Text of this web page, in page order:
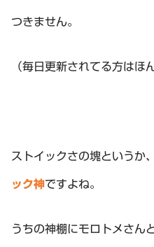
つきません。
（毎日更新されてる方はほ
ストイックさの塊というか
ック神ですよね。
うちの神棚にモロトメさん